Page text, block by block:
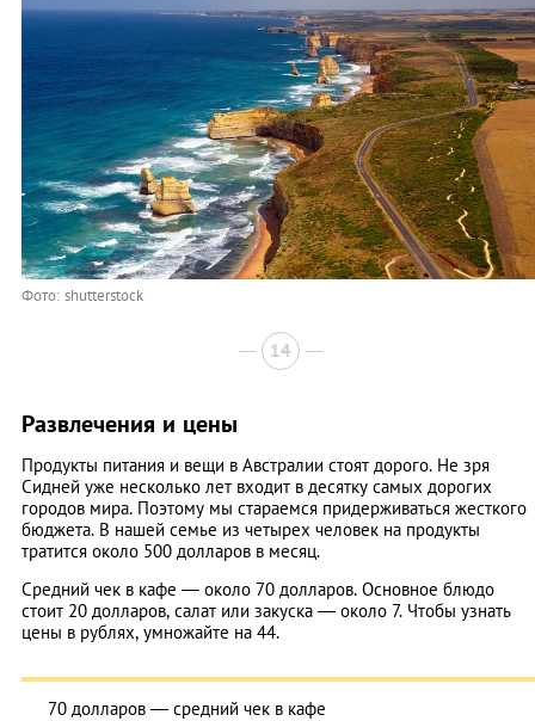
Фото: shutterstock
14
Развлечения и цены
Продукты питания и вещи в Австралии стоят дорого. Не зря
Сидней уже несколько лет входит в десятку самых дорогих
городов мира. Поэтому мы стараемся придерживаться жесткого
бюджета. В нашей семье из четырех человек на продукты
тратится около 500 долларов в месяц.
Средний чек в кафе — около 70 долларов. Основное блюдо
стоит 20 долларов, салат или закуска — около 7. Чтобы узнать
цены в рублях, умножайте на 44.
70 долларов — средний чек в кафе